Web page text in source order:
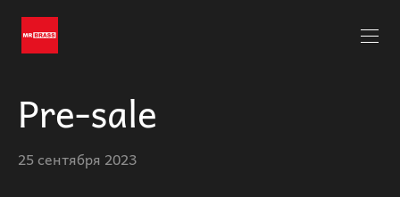
Pre-sale
25 сентября 2023